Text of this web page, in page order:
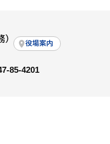
役場案内
85-4201